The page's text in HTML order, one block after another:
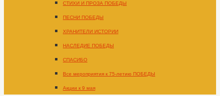
СТИХИ И ПРОЗА ПОБЕДЫ
ПЕСНИ ПОБЕДЫ
ХРАНИТЕЛИ ИСТОРИИ
НАСЛЕДИЕ ПОБЕДЫ
СПАСИБО
Все мероприятия к 75-летию ПОБЕДЫ
Акции к 9 мая